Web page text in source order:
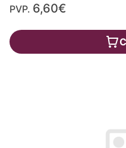
PVP. 6,60€